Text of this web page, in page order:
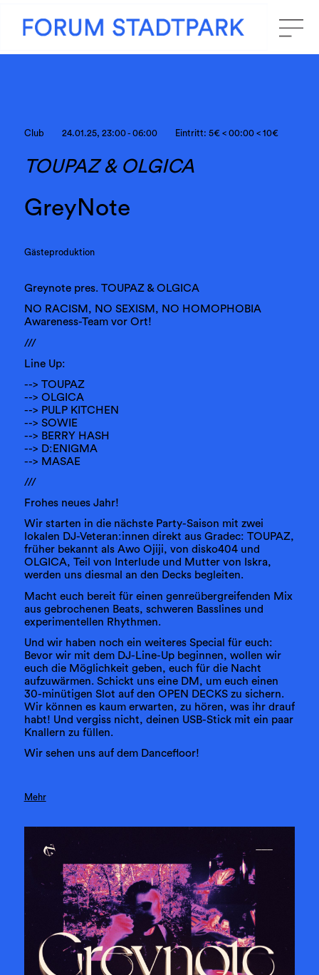
Club 24.01.25, 23:00 - 06:00 Eintritt: 5€ < 00:00 < 10€
TOUPAZ & OLGICA
GreyNote
Gästeproduktion
Greynote pres. TOUPAZ & OLGICA
NO RACISM, NO SEXISM, NO HOMOPHOBIA
Awareness-Team vor Ort!
///
Line Up:
--> TOUPAZ
--> OLGICA
--> PULP KITCHEN
--> SOWIE
--> BERRY HASH
--> D:ENIGMA
--> MASAE
///
Frohes neues Jahr!
Wir starten in die nächste Party-Saison mit zwei
lokalen DJ-Veteran:innen direkt aus Gradec: TOUPAZ,
früher bekannt als Awo Ojiji, von disko404 und
OLGICA, Teil von Interlude und Mutter von Iskra,
werden uns diesmal an den Decks begleiten.
Macht euch bereit für einen genreübergreifenden Mix
aus gebrochenen Beats, schweren Basslines und
experimentellen Rhythmen.
Und wir haben noch ein weiteres Special für euch:
Bevor wir mit dem DJ-Line-Up beginnen, wollen wir
euch die Möglichkeit geben, euch für die Nacht
aufzuwärmen. Schickt uns eine DM, um euch einen
30-minütigen Slot auf den OPEN DECKS zu sichern.
Wir können es kaum erwarten, zu hören, was ihr drauf
habt! Und vergiss nicht, deinen USB-Stick mit ein paar
Knallern zu füllen.
Wir sehen uns auf dem Dancefloor!
Mehr